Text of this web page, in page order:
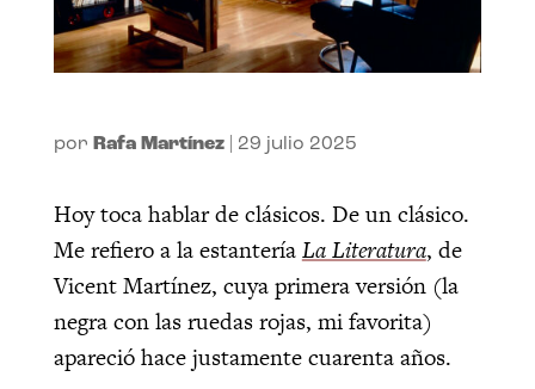
por Rafa Martínez| 29 julio 2025
Hoy toca hablar de clásicos. De un clásico.
Me refiero a la estanteríaLa Literatura, de
Vicent Martínez, cuya primera versión (la
negra con las ruedas rojas, mi favorita)
apareció hace justamente cuarenta años.